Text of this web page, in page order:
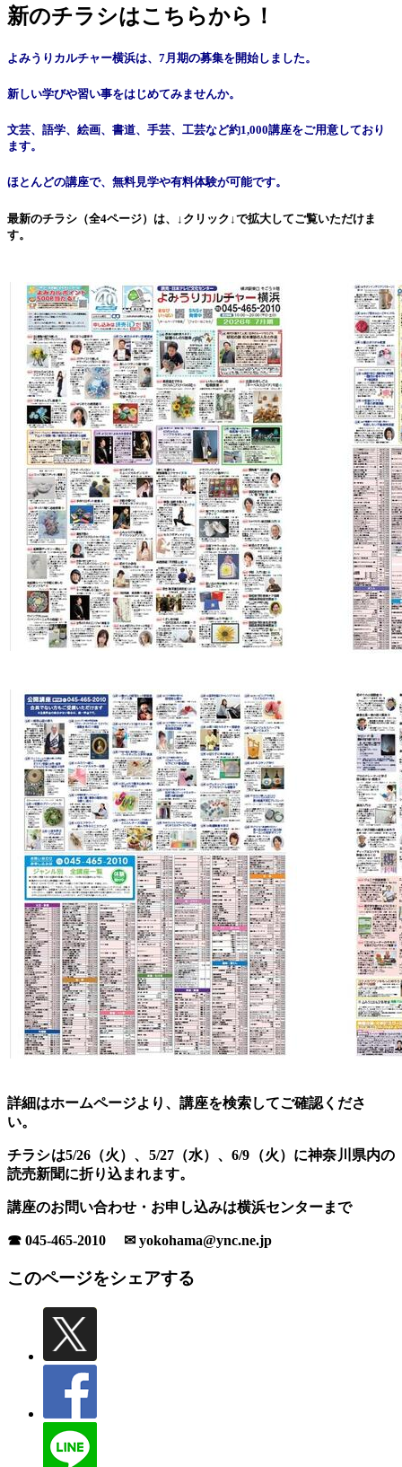
新のチラシはこちらから！
よみうりカルチャー横浜は、7月期の募集を開始し ました。
新しい学びや習い事をはじめてみませんか。
文芸、語学、絵画、書道、手芸、工芸など約1,000講座をご用意しており
ます。
ほとんどの講座で、無料見学や有料体験が可能です。
最新のチラシ（全4ページ）は、
↓クリック↓で拡大してご覧いただけま
す。
詳細はホームページより、講座を検索してご確認くださ
い。
チラシは5/26（火）、5/27（水）、6/9（火） に神奈川県内の
読売新聞に折り込まれます。
講座のお問い合わせ・お申し込みは横浜センターまで
☎ 045-465-2010 ✉ yokohama@ync.ne.jp
このページをシェアする